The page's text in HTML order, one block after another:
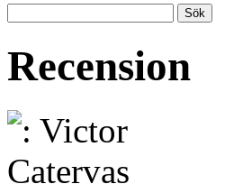
Recension